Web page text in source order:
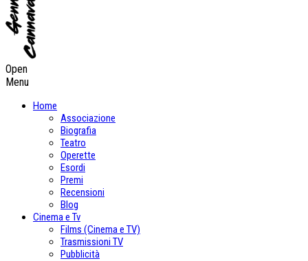
Open
Menu
Home
Associazione
Biografia
Teatro
Operette
Esordi
Premi
Recensioni
Blog
Cinema e Tv
Films (Cinema e TV)
Trasmissioni TV
Pubblicità